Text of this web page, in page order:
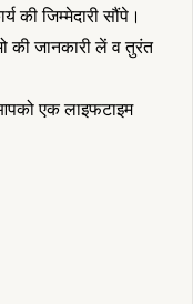
की जिम्मेदारी सौंपे।
की जानकारी लें व तुरंत
एक लाइफटाइम